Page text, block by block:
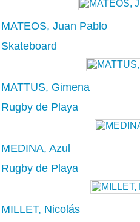
MATEOS, Juan Pablo
Skateboard
MATTUS, Gimena
Rugby de Playa
MEDINA, Azul
Rugby de Playa
MILLET, Nicolás